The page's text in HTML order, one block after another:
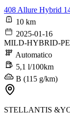
408 Allure Hybrid
10 km
2025-01-16
MILD-HYBRID-
Automatico
5,1 l/100km
B (115 g/km)
STELLANTIS